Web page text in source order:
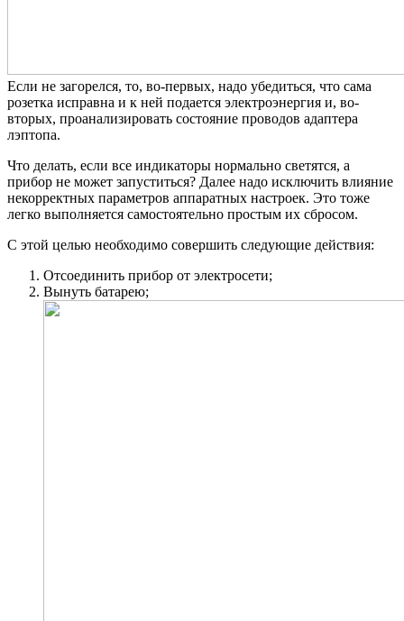
Если не загорелся, то, во-первых, надо убедиться, что сама
розетка исправна и к ней подается электроэнергия и, во-
вторых, проанализировать состояние проводов адаптера
лэптопа.
Что делать, если все индикаторы нормально светятся, а
прибор не может запуститься? Далее надо исключить влияние
некорректных параметров аппаратных настроек. Это тоже
легко выполняется самостоятельно простым их сбросом.
С этой целью необходимо совершить следующие действия:
Отсоединить прибор от электросети;
Вынуть батарею;